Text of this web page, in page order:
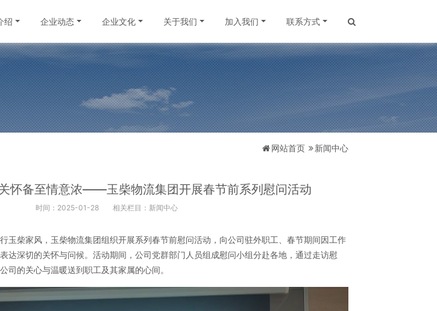
绍 企业动态 企业文化 关于我们 加入我们 联系方式
网站首页 新闻中心
怀备至情意浓——玉柴物流集团开展春节前系列慰问活动
时间：2025-01-28 相关栏目：新闻中心
玉柴家风，玉柴物流集团组织开展系列春节前慰问活动，向公司驻外职工、春节期间因工作
达深切的关怀与问候。活动期间，公司党群部门人员组成慰问小组分赴各地，通过走访慰
司的关心与温暖送到职工及其家属的心间。